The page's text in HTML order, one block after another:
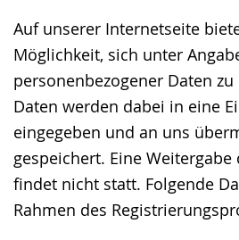
Auf unserer Internetseite
Möglichkeit, sich unter
personenbezogener Daten
Daten werden dabei in eine
eingegeben und an uns
gespeichert. Eine
findet nicht statt. Folgende
Rahmen des
wird
angezeigt.